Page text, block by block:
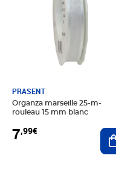
PRASENT
Organza marseille 25-m-
rouleau 15 mm blanc
7,99€